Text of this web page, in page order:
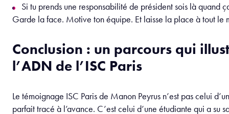
Si tu prends une responsabilité de président sois là quand
Garde la face. Motive ton équipe. Et laisse la place à tout le
Conclusion : un parcours qui
l’ADN de l’ISC Paris
Le témoignage ISC Paris de Manon Peyrus n’est pas celui
parfait tracé à l’avance. C’est celui d’une étudiante qui a su